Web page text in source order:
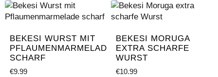
BEKESI WURST MIT
PFLAUMENMARMELADE
SCHARF
€9.99
BEKESI MORUGA
EXTRA SCHARFE
WURST
€10.99